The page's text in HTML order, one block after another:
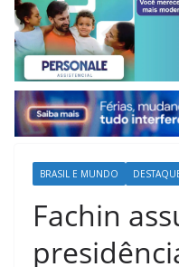
BRASIL E MUNDO
Fachin